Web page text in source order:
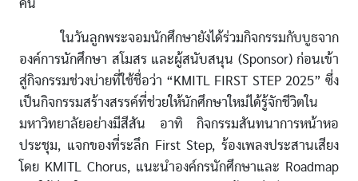
คน
ในวันลูกพระจอมนักศึกษายังได้ร่วมกิจกรรมกับบูธจาก
องค์การนักศึกษา สโมสร และผู้สนับสนุน (Sponsor) ก่อนเข้า
สู่กิจกรรมช่วงบ่ายที่ใช้ชื่อว่า “KMITL FIRST STEP 2025” ซึ่ง
เป็นกิจกรรมสร้างสรรค์ที่ช่วยให้นักศึกษาใหม่ได้รู้จักชีวิตใน
มหาวิทยาลัยอย่างมีสีสัน อาทิ กิจกรรมสันทนาการหน้าหอ
ประชุม, แจกของที่ระลึก First Step, ร้องเพลงประสานเสียง
โดย KMITL Chorus, แนะนำองค์กรนักศึกษาและ Roadmap